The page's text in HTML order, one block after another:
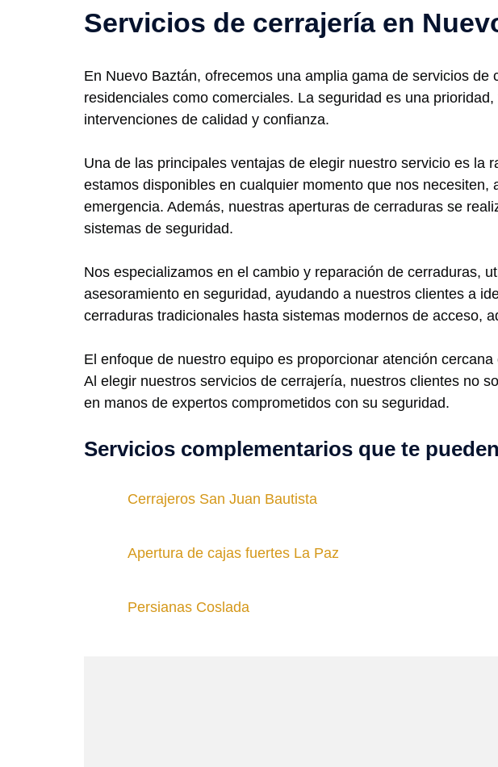
Servicios de cerrajería en
En Nuevo Baztán, ofrecemos una amplia gama de servicios
residenciales como comerciales. La seguridad es una
intervenciones de calidad y confianza.
Una de las principales ventajas de elegir nuestro servicio es la
estamos disponibles en cualquier momento que nos
emergencia. Además, nuestras aperturas de cerraduras se
sistemas de seguridad.
Nos especializamos en el cambio y reparación de cerraduras,
asesoramiento en seguridad, ayudando a nuestros clientes a
cerraduras tradicionales hasta sistemas modernos de acceso,
El enfoque de nuestro equipo es proporcionar atención
Al elegir nuestros servicios de cerrajería, nuestros clientes no
en manos de expertos comprometidos con su seguridad.
Servicios complementarios que te
Cerrajeros San Juan Bautista
Apertura de cajas fuertes La Paz
Persianas Coslada